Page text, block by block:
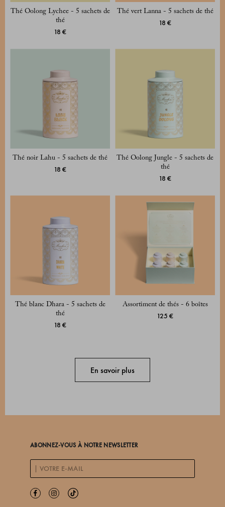
Thé Oolong Lychee - 5 sachets de
thé
18 €
Thé vert Lanna - 5 sachets de thé
18 €
Thé noir Lahu - 5 sachets de thé
18 €
Thé Oolong Jungle - 5 sachets de
thé
18 €
Thé blanc Dhara - 5 sachets de
thé
18 €
Assortiment de thés - 6 boîtes
125 €
En savoir plus
ABONNEZ-VOUS À NOTRE NEWSLETTER